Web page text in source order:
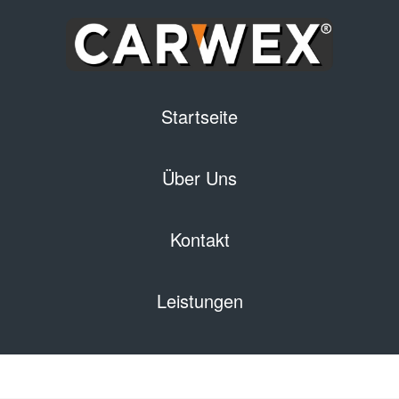
Startseite
Über Uns
Kontakt
Leistungen